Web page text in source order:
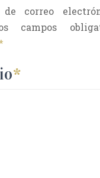
correo
campos
*